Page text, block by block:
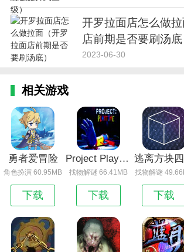
开罗拉面店怎么做
店前期是否要刷汤底
2023-06-30
相关游戏
勇者爱冒险
角色扮演 60.95MB
下载
Project Playtime
找物解谜 66.41MB
下载
逃离方块
找物解谜
下载